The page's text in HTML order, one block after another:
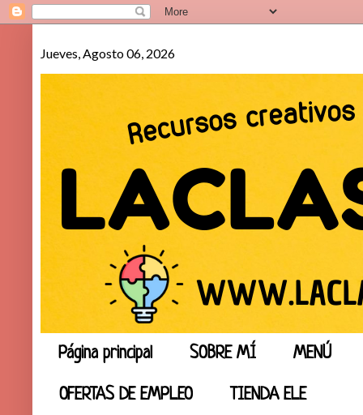
Jueves, Agosto 06, 2026
Página principal SOBRE MÍ MENÚ
OFERTAS DE EMPLEO TIENDA ELE